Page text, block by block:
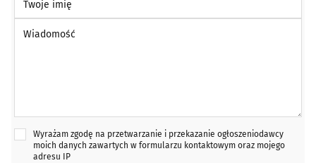
Wyrażam zgodę na przetwarzanie i przekazanie ogłoszeniodawcy
moich danych zawartych w formularzu kontaktowym oraz mojego
adresu IP